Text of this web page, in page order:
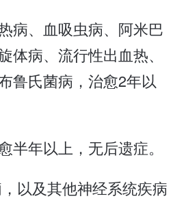
病、血吸虫病、阿米巴
体病、流行性出血热、
鲁氏菌病，治愈2年以
半年以上，无后遗症。
以及其他神经系统疾病